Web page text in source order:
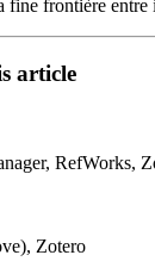
frontière
article
RefWorks,
Zotero